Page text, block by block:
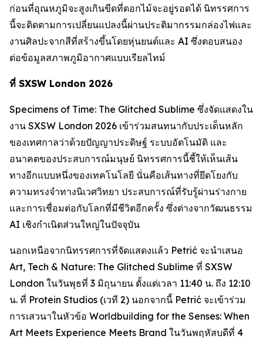
ก่อนที่อุณหภูมิจะสูงเกินขีดที่ดอกไม้จะอยู่รอดได้ นิทรรศการ
นี้จะติดตามการเปลี่ยนแปลงนี้ผ่านประติมากรรมกล่องไฟและ
งานศิลปะจากสีที่สร้างขึ้นโดยหุ่นยนต์และ AI ซึ่งตอบสนอง
ต่อข้อมูลสภาพภูมิอากาศแบบเรียลไทม์
ที่ SXSW London 2026
Specimens of Time: The Glitched Sublime ซึ่งจัดแสดงใน
งาน SXSW London 2026 เข้าร่วมสนทนากับประเด็นหลัก
ของเทศกาลว่าด้วยปัญญาประดิษฐ์ ระบบอัตโนมัติ และ
อนาคตของประสบการณ์มนุษย์ นิทรรศการนี้ชี้ให้เห็นเส้น
ทางอีกแบบหนึ่งของเทคโนโลยี นั่นคือเส้นทางที่ยึดโยงกับ
ความทรงจำทางนิเวศวิทยา ประสบการณ์ที่รับรู้ผ่านร่างกาย
และการเชื่อมต่อกับโลกที่มีชีวิตอีกครั้ง ซึ่งต่างจากวัฒนธรรม
AI เชิงกำเนิดส่วนใหญ่ในปัจจุบัน
นอกเหนือจากนิทรรศการที่จัดแสดงแล้ว Petrić จะนำเสนอ
Art, Tech & Nature: The Glitched Sublime ที่ SXSW
London ในวันพุธที่ 3 มิถุนายน ตั้งแต่เวลา 11:40 น. ถึง 12:10
น. ที่ Protein Studios (เวที 2) นอกจากนี้ Petrić จะเข้าร่วม
การเสวนาในหัวข้อ Worldbuilding for the Senses: When
Art Meets Experience Meets Brand ในวันพฤหัสบดีที่ 4